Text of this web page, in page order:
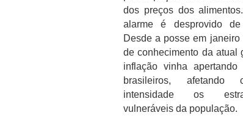
dos preços dos
alarme é desprovido de
Desde a posse em janeiro
de conhecimento da atual
inflação vinha
brasileiros, afetando
intensidade os
vulneráveis da população.